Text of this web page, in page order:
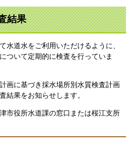
結果
水道水をご利用いただけるように、
ついて定期的に検査を行っていま
画に基づき採水場所別水質検査計画
結果をお知らせします。
市役所水道課の窓口または桜江支所